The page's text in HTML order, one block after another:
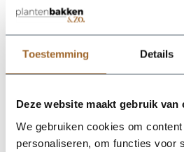
Toestemming Details
Deze website maakt gebruik van
We gebruiken cookies om
personaliseren, om functies voor
bestellen met bodem. Deze bodem is
afwateringsgaten.
*Vijf jaar garantie op onze stalen
Meer lezen over onze stalen
verder.
Vullen van een grote
dan gebruik van potgrond, je hebt
Voor deze plantenbak heb je